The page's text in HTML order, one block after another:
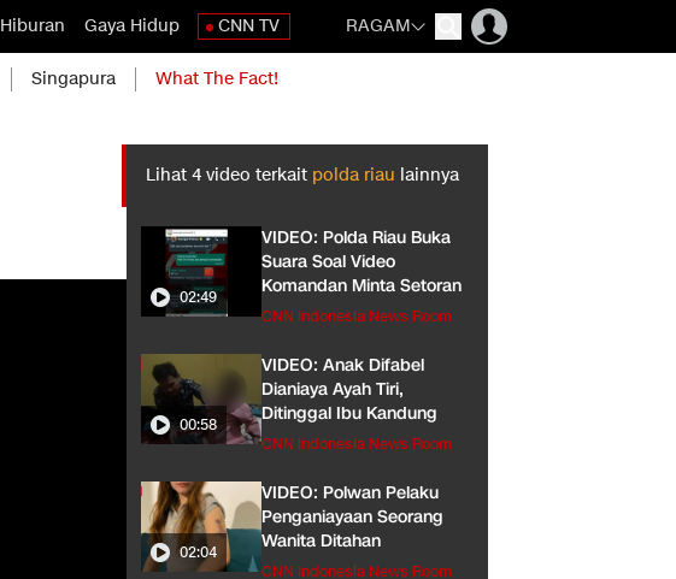
Hiburan Gaya Hidup CNN TV RAGAM
Singapura What The Fact!
Lihat 4 video terkait polda riau lainnya
02:49
VIDEO: Polda Riau Buka
Suara Soal Video
Komandan Minta Setoran
CNN Indonesia News Room
00:58
VIDEO: Anak Difabel
Dianiaya Ayah Tiri,
Ditinggal Ibu Kandung
CNN Indonesia News Room
02:04
VIDEO: Polwan Pelaku
Penganiayaan Seorang
Wanita Ditahan
CNN Indonesia News Room